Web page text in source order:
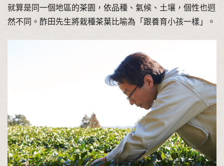
就算是同一個地區的茶園，依品種、氣候、土壤，個性也迥
然不同。酢田先生將栽種茶葉比喻為「跟養育小孩一樣」。